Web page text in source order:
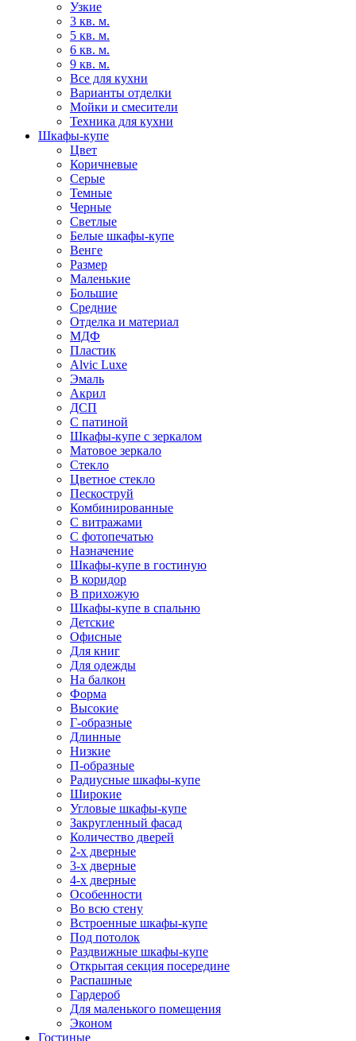
Узкие
3 кв. м.
5 кв. м.
6 кв. м.
9 кв. м.
Все для кухни
Варианты отделки
Мойки и смесители
Техника для кухни
Шкафы-купе
Цвет
Коричневые
Серые
Темные
Черные
Светлые
Белые шкафы-купе
Венге
Размер
Маленькие
Большие
Средние
Отделка и материал
МДФ
Пластик
Alvic Luxe
Эмаль
Акрил
ДСП
С патиной
Шкафы-купе с зеркалом
Матовое зеркало
Стекло
Цветное стекло
Пескоструй
Комбинированные
С витражами
С фотопечатью
Назначение
Шкафы-купе в гостиную
В коридор
В прихожую
Шкафы-купе в спальню
Детские
Офисные
Для книг
Для одежды
На балкон
Форма
Высокие
Г-образные
Длинные
Низкие
П-образные
Радиусные шкафы-купе
Широкие
Угловые шкафы-купе
Закругленный фасад
Количество дверей
2-х дверные
3-х дверные
4-х дверные
Особенности
Во всю стену
Встроенные шкафы-купе
Под потолок
Раздвижные шкафы-купе
Открытая секция посередине
Распашные
Гардероб
Для маленького помещения
Эконом
Гостиные